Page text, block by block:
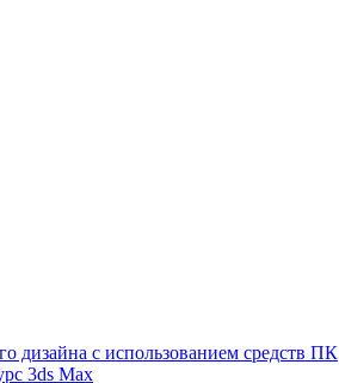
дизайна с использованием средств ПК
3ds Max